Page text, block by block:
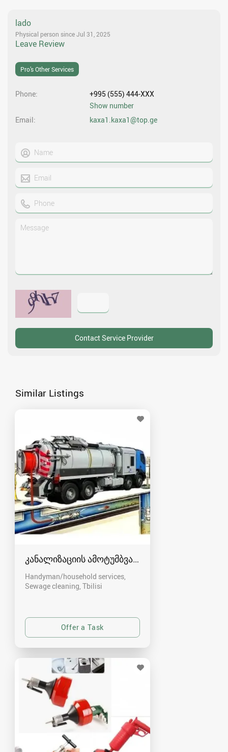
lado
Physical person since Jul 31, 2025
Leave Review
Pro’s Other Services
Phone
+995 (555) 444-XXX
Show number
Email
kaxa1.kaxa1@top.ge
Similar Listings
კანალიზაციის ამოტუმბვა, გაწმენდა
Handyman/household services,
Sewage cleaning Tbilisi